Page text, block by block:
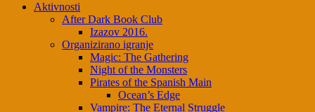
Aktivnosti
After Dark Book Club
Izazov 2016.
Organizirano igranje
Magic: The Gathering
Night of the Monsters
Pirates of the Spanish Main
Ocean’s Edge
Vampire: The Eternal Struggle